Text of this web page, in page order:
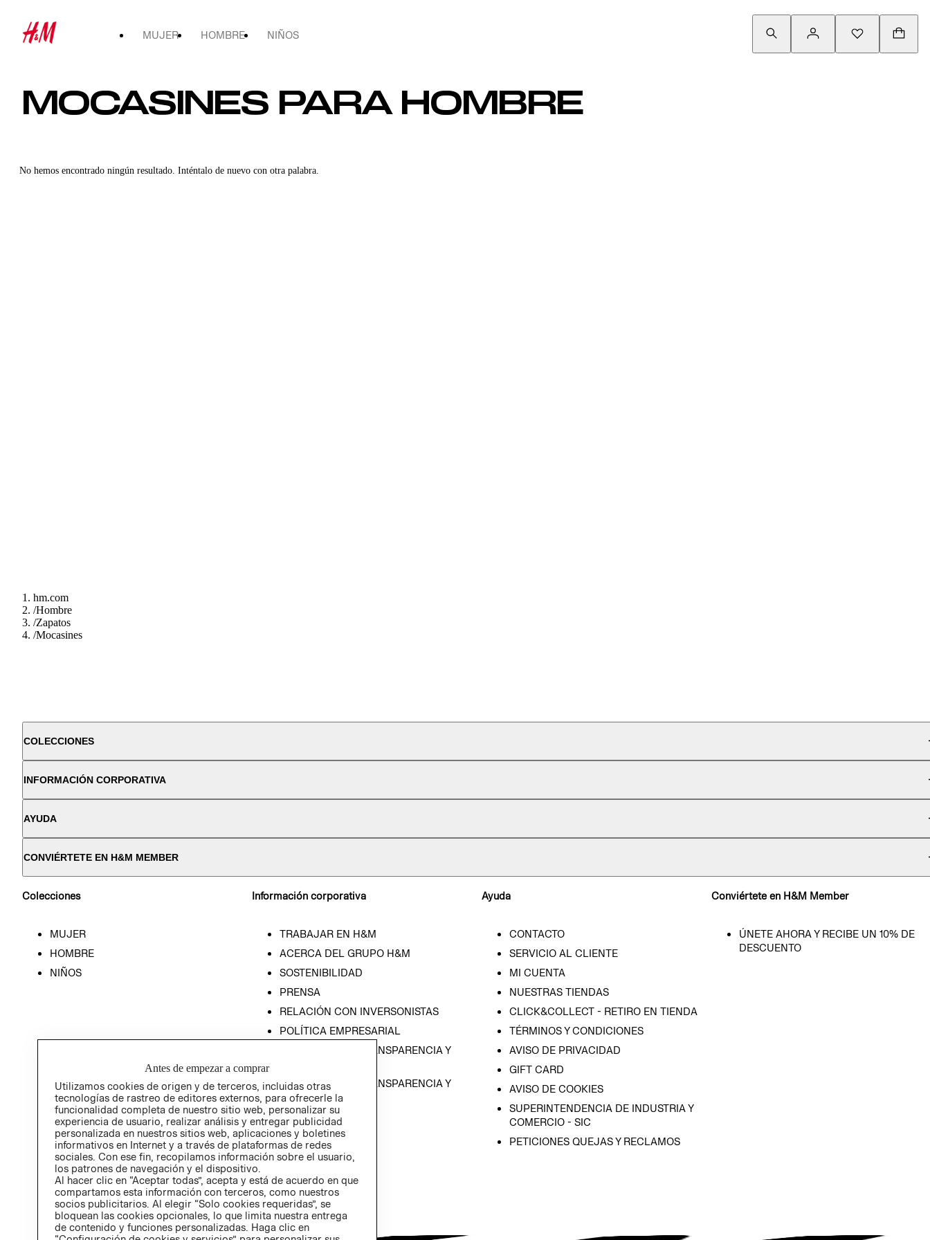
MUJER HOMBRE NIÑOS
MOCASINES PARA HOMBRE
No hemos encontrado ningún resultado. Inténtalo de nuevo con otra palabra.
hm.com
/Hombre
/Zapatos
/Mocasines
COLECCIONES
INFORMACIÓN CORPORATIVA
AYUDA
CONVIÉRTETE EN H&M MEMBER
Colecciones
MUJER
HOMBRE
NIÑOS
Información corporativa
TRABAJAR EN H&M
ACERCA DEL GRUPO H&M
SOSTENIBILIDAD
PRENSA
RELACIÓN CON INVERSONISTAS
POLÍTICA EMPRESARIAL
PROGRAMA DE TRANSPARENCIA Y
PROGRAMA DE TRANSPARENCIA Y
ÉTICA (INGLÉS)
Ayuda
CONTACTO
SERVICIO AL CLIENTE
MI CUENTA
NUESTRAS TIENDAS
CLICK&COLLECT - RETIRO EN TIENDA
TÉRMINOS Y CONDICIONES
AVISO DE PRIVACIDAD
GIFT CARD
AVISO DE COOKIES
SUPERINTENDENCIA DE INDUSTRIA Y
COMERCIO - SIC
PETICIONES QUEJAS Y RECLAMOS
Conviértete en H&M Member
ÚNETE AHORA Y RECIBE UN 10% DE
DESCUENTO
Antes de empezar a comprar
Utilizamos cookies de origen y de terceros, incluidas otras
tecnologías de rastreo de editores externos, para ofrecerle la
funcionalidad completa de nuestro sitio web, personalizar su
experiencia de usuario, realizar análisis y entregar publicidad
personalizada en nuestros sitios web, aplicaciones y boletines
informativos en Internet y a través de plataformas de redes
sociales. Con ese fin, recopilamos información sobre el usuario,
los patrones de navegación y el dispositivo.
Al hacer clic en “Aceptar todas”, acepta y está de acuerdo en que
compartamos esta información con terceros, como nuestros
socios publicitarios. Al elegir “Solo cookies requeridas”, se
bloquean las cookies opcionales, lo que limita nuestra entrega
de contenido y funciones personalizadas. Haga clic en